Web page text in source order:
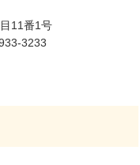
11番1号
3233